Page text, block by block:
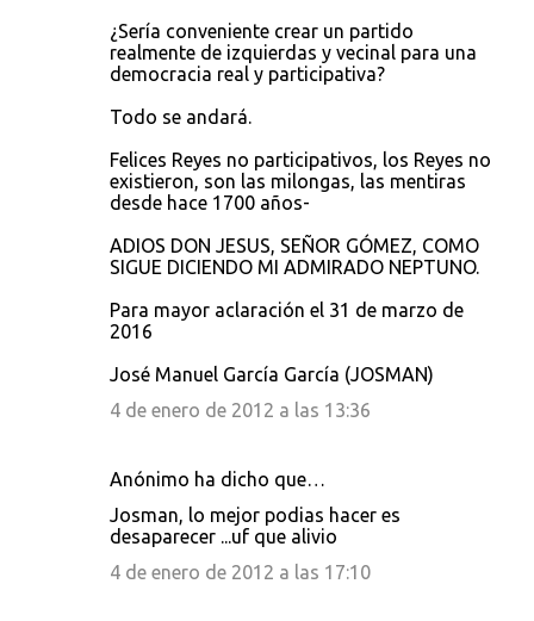
¿Sería conveniente crear un partido
realmente de izquierdas y vecinal para una
democracia real y participativa?
Todo se andará.
Felices Reyes no participativos, los Reyes no
existieron, son las milongas, las mentiras
desde hace 1700 años-
ADIOS DON JESUS, SEÑOR GÓMEZ, COMO
SIGUE DICIENDO MI ADMIRADO NEPTUNO.
Para mayor aclaración el 31 de marzo de
2016
José Manuel García García (JOSMAN)
4 de enero de 2012 a las 13:36
Anónimo ha dicho que…
Josman, lo mejor podias hacer es
desaparecer ...uf que alivio
4 de enero de 2012 a las 17:10